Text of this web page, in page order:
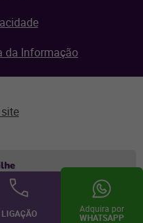
LIGAÇÃO
Adquira por
WHATSAPP
da Informação